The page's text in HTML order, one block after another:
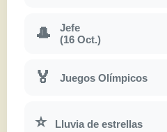
🎩
Jefe
(16 Oct.)
🏅 Juegos Olímpicos
⭐ Lluvia de estrellas